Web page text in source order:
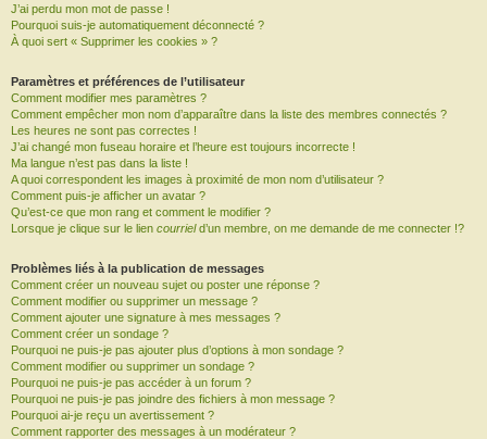
J’ai perdu mon mot de passe !
Pourquoi suis-je automatiquement déconnecté ?
À quoi sert « Supprimer les cookies » ?
Paramètres et préférences de l’utilisateur
Comment modifier mes paramètres ?
Comment empêcher mon nom d’apparaître dans la liste des membres connectés ?
Les heures ne sont pas correctes !
J’ai changé mon fuseau horaire et l’heure est toujours incorrecte !
Ma langue n’est pas dans la liste !
A quoi correspondent les images à proximité de mon nom d’utilisateur ?
Comment puis-je afficher un avatar ?
Qu’est-ce que mon rang et comment le modifier ?
Lorsque je clique sur le lien courrield’un membre, on me demande de me connecter !?
Problèmes liés à la publication de messages
Comment créer un nouveau sujet ou poster une réponse ?
Comment modifier ou supprimer un message ?
Comment ajouter une signature à mes messages ?
Comment créer un sondage ?
Pourquoi ne puis-je pas ajouter plus d’options à mon sondage ?
Comment modifier ou supprimer un sondage ?
Pourquoi ne puis-je pas accéder à un forum ?
Pourquoi ne puis-je pas joindre des fichiers à mon message ?
Pourquoi ai-je reçu un avertissement ?
Comment rapporter des messages à un modérateur ?